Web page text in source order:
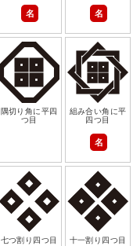
名 名
隅切り角に平四
つ目
組み合い角に平
四つ目
名
七つ割り四つ目 十一割り四つ目